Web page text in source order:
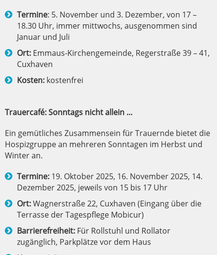
Termine: 5. November und 3. Dezember, von 17 –
18.30 Uhr, immer mittwochs, ausgenommen sind
Januar und Juli
Ort: Emmaus-Kirchengemeinde, Regerstraße 39 – 41,
Cuxhaven
Kosten: kostenfrei
Trauercafé: Sonntags nicht allein …
Ein gemütliches Zusammensein für Trauernde bietet die
Hospizgruppe an mehreren Sonntagen im Herbst und
Winter an.
Termine: 19. Oktober 2025, 16. November 2025, 14.
Dezember 2025, jeweils von 15 bis 17 Uhr
Ort:Wagnerstraße 22, Cuxhaven (Eingang über die
Terrasse der Tagespflege Mobicur)
Barrierefreiheit: Für Rollstuhl und Rollator
zugänglich, Parkplätze vor dem Haus